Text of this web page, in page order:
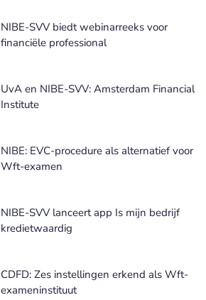
NIBE-SVV biedt webinarreeks voor
financiële professional
UvA en NIBE-SVV: Amsterdam Financial
Institute
NIBE: EVC-procedure als alternatief voor
Wft-examen
NIBE-SVV lanceert app Is mijn bedrijf
kredietwaardig
CDFD: Zes instellingen erkend als Wft-
exameninstituut